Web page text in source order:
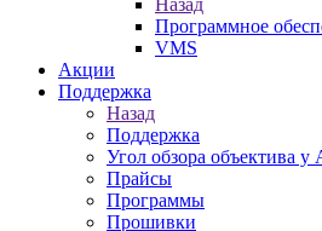
Назад
Программное
VMS
Акции
Поддержка
Назад
Поддержка
Угол обзора объектива у
Прайсы
Программы
Прошивки